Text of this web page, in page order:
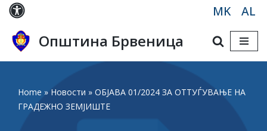
Skip
to
content
MK AL
Општина Брвеница
Home » Новости » ОБЈАВА 01/2024 ЗА ОТТУЃУВАЊЕ НА
ГРАДЕЖНО ЗЕМЈИШТЕ